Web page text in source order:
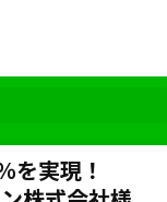
を実現！